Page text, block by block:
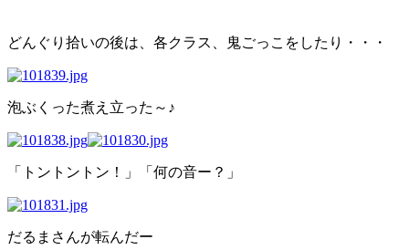
どんぐり拾いの後は、各クラス、鬼ごっこをしたり・・・
泡ぶくった煮え立った～♪
「トントントン！」「何の音ー？」
だるまさんが転んだー